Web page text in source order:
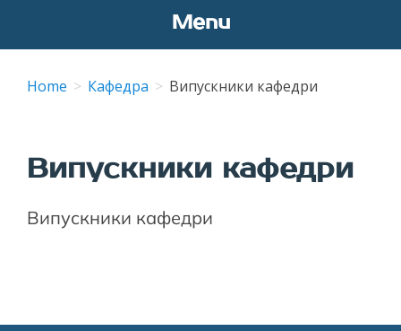
Menu
content
Home Кафедра Випускники кафедри
Випускники кафедри
Випускники кафедри